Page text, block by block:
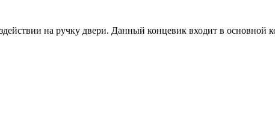
на ручку двери. Данный концевик входит в